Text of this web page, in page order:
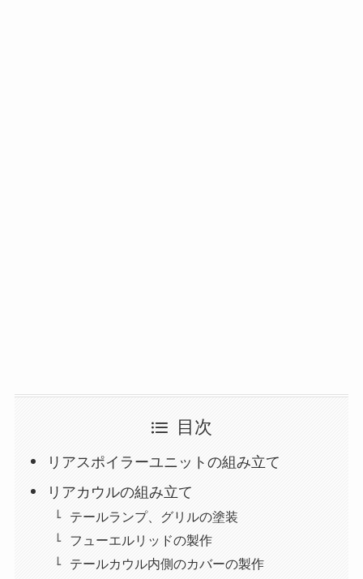
目次
リアスポイラーユニットの組み立て
リアカウルの組み立て
テールランプ、グリルの塗装
フューエルリッドの製作
テールカウル内側のカバーの製作